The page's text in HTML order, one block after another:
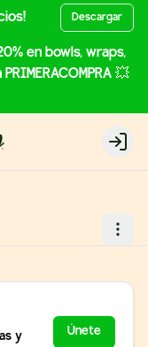
Descargar
en bowls, wraps,
💥
Login
y
Únete